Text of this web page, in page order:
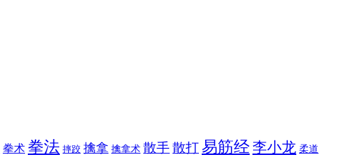
拳术 拳法 摔跤 擒拿 擒拿术 散手散打易筋经李小龙 柔道